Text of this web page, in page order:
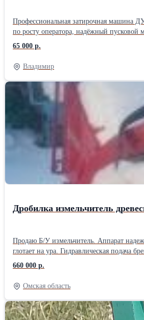
Профессиональная затирочная машина
по росту оператора, надёжный
прожектор 70Вт, диски в наличии. Питание
гарантийный талон, фанерный ящик для перевозки. Модель ДУГА - М1 Привод - Электрический, 220В Назначение - Для полусухой стяжки Масса, кг - 40
обрабатываемой поверхности, мм - 610
65 000 р.
Владимир
Дробилка измельчитель
Продаю Б/У измельчитель. Аппарат надежный высокопроизводительный. Почти новый. Силовая
глотает на ура. Гидравлическая подача
ТОРГ. Переделан выброс щепы бод Биг-
купили на всякий случай) - Полозья для
подлежат заточке каждые 5-8 часов
660 000 р.
Омская область